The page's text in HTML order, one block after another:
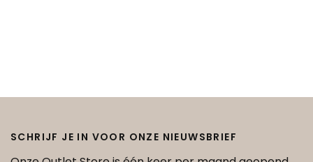
SCHRIJF JE IN VOOR ONZE NIEUWSBRIEF